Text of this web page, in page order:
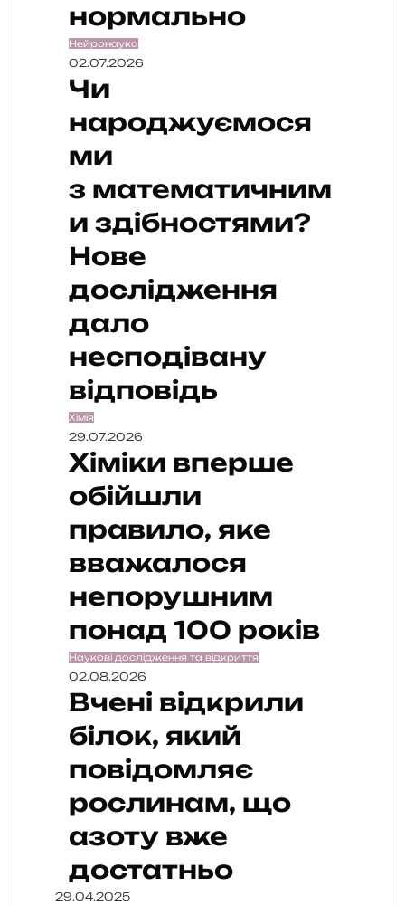
нормально
Нейронаука
02.07.2026
Чи
народжуємося
ми
з математичним
и здібностями?
Нове
дослідження
дало
несподівану
відповідь
Хімія
29.07.2026
Хіміки вперше
обійшли
правило, яке
вважалося
непорушним
понад 100 років
Наукові дослідження та відкриття
02.08.2026
Вчені відкрили
білок, який
повідомляє
рослинам, що
азоту вже
достатньо
29.04.2025